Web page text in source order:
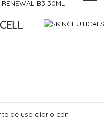
de uso diario con